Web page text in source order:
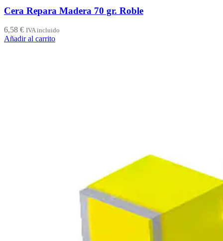
Cera Repara Madera 70 gr. Roble
6,58 € IVA incluido
Añadir al carrito